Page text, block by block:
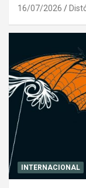
16/07/2026
INTERNACIONAL